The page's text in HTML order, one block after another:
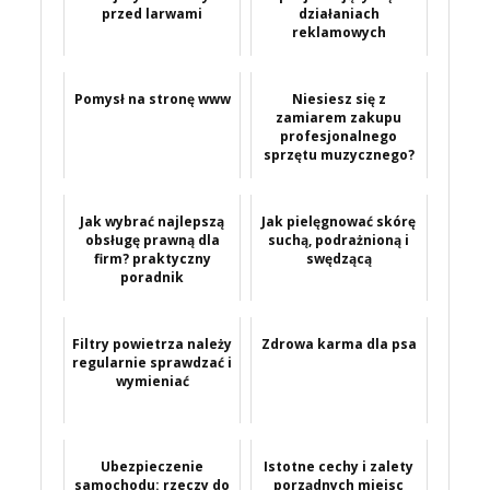
przed larwami
działaniach
reklamowych
Pomysł na stronę www
Niesiesz się z
zamiarem zakupu
profesjonalnego
sprzętu muzycznego?
Jak wybrać najlepszą
obsługę prawną dla
firm? praktyczny
poradnik
Jak pielęgnować skórę
suchą, podrażnioną i
swędzącą
Filtry powietrza należy
regularnie sprawdzać i
wymieniać
Zdrowa karma dla psa
Ubezpieczenie
samochodu: rzeczy do
Istotne cechy i zalety
porządnych miejsc